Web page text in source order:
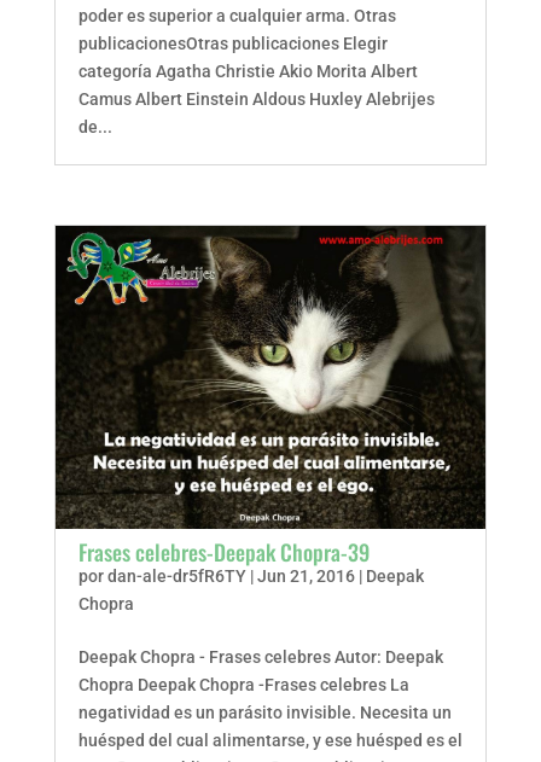
poder es superior a cualquier arma. Otras
publicacionesOtras publicaciones Elegir
categoría Agatha Christie Akio Morita Albert
Camus Albert Einstein Aldous Huxley Alebrijes
de...
Frases celebres-Deepak Chopra-39
pordan-ale-dr5fR6TY|Jun 21, 2016| Deepak
Chopra
Deepak Chopra - Frases celebres Autor: Deepak
Chopra Deepak Chopra -Frases celebres La
negatividad es un parásito invisible. Necesita un
huésped del cual alimentarse, y ese huésped es el